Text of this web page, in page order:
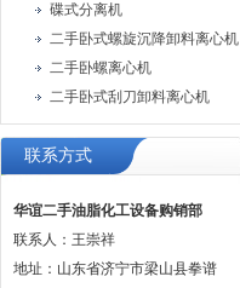
碟式分离机
二手卧式螺旋沉降卸料离心机
二手卧螺离心机
二手卧式刮刀卸料离心机
联系方式
华谊二手油脂化工设备购销部
联系人：王崇祥
地址：山东省济宁市梁山县拳谱